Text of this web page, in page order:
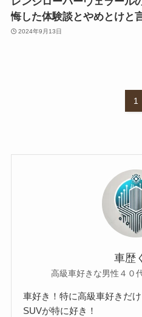
悔した体験談とやめとけと
2024年9月13日
1
車歴
高級車好きな男性４０
車好き！特に高級車好きだ
SUVが特に好き！